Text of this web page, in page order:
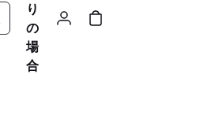
り
の
場
合